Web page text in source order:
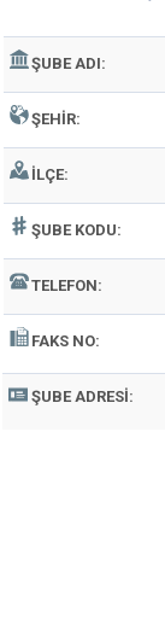
ŞUBE ADI:
ŞEHIR:
İLÇE:
ŞUBE KODU:
TELEFON:
FAKS NO:
ŞUBE ADRESI: